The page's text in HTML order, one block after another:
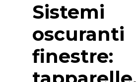
Sistemi
oscuranti
finestre: